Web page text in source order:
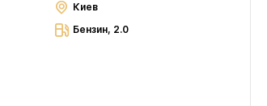
Киев
Бензин, 2.0